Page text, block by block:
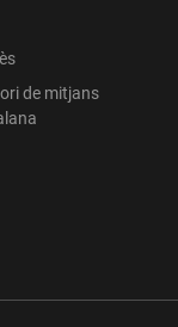
de mitjans